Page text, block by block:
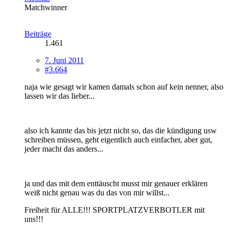
Matchwinner
Beiträge
1.461
7. Juni 2011
#3.664
naja wie gesagt wir kamen damals schon auf kein nenner, also
lassen wir das lieber...
also ich kannte das bis jetzt nicht so, das die kündigung usw
schreiben müssen, geht eigentlich auch einfacher, aber gut,
jeder macht das anders...
ja und das mit dem enttäuscht musst mir genauer erklären
weiß nicht genau was du das von mir willst...
Freiheit für ALLE!!! SPORTPLATZVERBOTLER mit
uns!!!